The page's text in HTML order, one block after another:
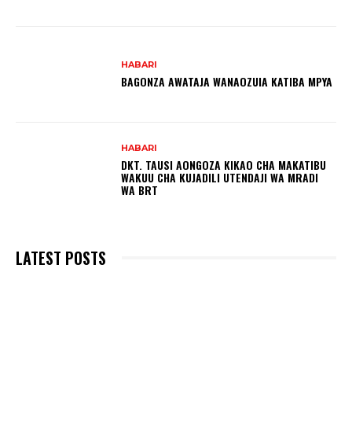
HABARI
BAGONZA AWATAJA WANAOZUIA KATIBA MPYA
HABARI
DKT. TAUSI AONGOZA KIKAO CHA MAKATIBU
WAKUU CHA KUJADILI UTENDAJI WA MRADI
WA BRT
LATEST POSTS